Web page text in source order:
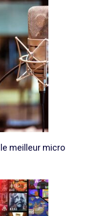
meilleur micro